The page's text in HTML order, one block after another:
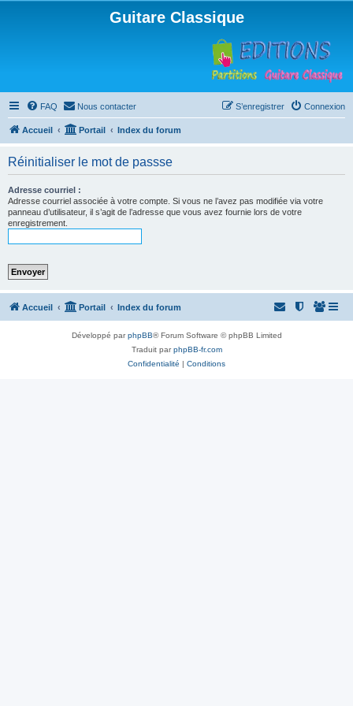
Guitare Classique
FAQ Nous contacter Connexion
S’enregistrer
Accueil Portail Index du forum
Réinitialiser le mot de passse
Adresse courriel :
Adresse courriel associée à votre compte. Si vous ne l’avez pas modifiée via votre
panneau d’utilisateur, il s’agit de l’adresse que vous avez fournie lors de votre
enregistrement.
Accueil Portail Index du forum
Développé parphpBB® Forum Software © phpBB Limited
Traduit parphpBB-fr.com
Confidentialité | Conditions